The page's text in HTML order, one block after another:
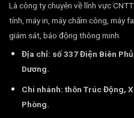
Là công ty chuyên về lĩnh vực
tính, máy in, máy chấm công, máy
giám sát, báo động thông minh.
Địa chỉ: số 337 Điện Biên
Dương.
Chi nhánh: thôn Trúc Động,
Phòng.